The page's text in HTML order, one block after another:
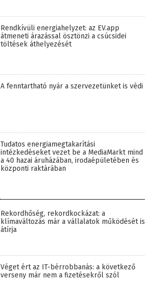
Rendkívüli energiahelyzet: az EV.app
átmeneti árazással ösztönzi a csúcsidei
töltések áthelyezését
A fenntartható nyár a szervezetünket is védi
Tudatos energiamegtakarítási
intézkedéseket vezet be a MediaMarkt mind
a 40 hazai áruházában, irodaépületében és
központi raktárában
Rekordhőség, rekordkockázat: a
klímaváltozás már a vállalatok működését is
átírja
Véget ért az IT-bérrobbanás: a következő
verseny már nem a fizetésekről szól